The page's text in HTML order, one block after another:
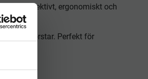
effektivt, ergonomiskt och
och borstar. Perfekt för